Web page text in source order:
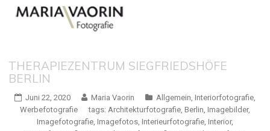
THERAPIEZENTRUM SIEGFRIEDSHÖFE
BERLIN
Juni 22, 2020 Maria Vaorin Allgemein Interiorfotografie
Werbefotografie
tags: Architekturfotografie Berlin Imagebilder,
Imagefotografie Imagefotos Interieurfotografie Interior,